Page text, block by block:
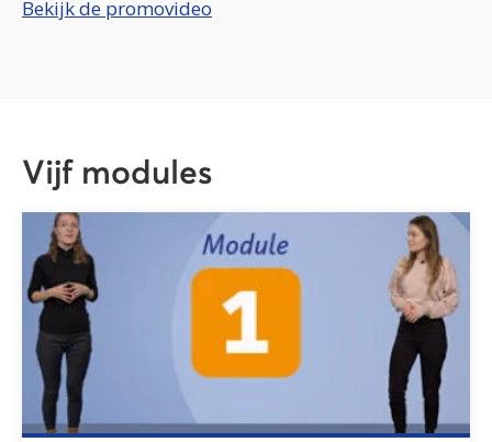
Bekijk de promovideo
Vijf modules